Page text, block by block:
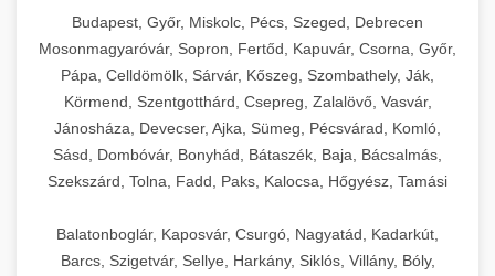
Budapest, Győr, Miskolc, Pécs, Szeged, Debrecen
Mosonmagyaróvár, Sopron, Fertőd, Kapuvár, Csorna, Győr,
Pápa, Celldömölk, Sárvár, Kőszeg, Szombathely, Ják,
Körmend, Szentgotthárd, Csepreg, Zalalövő, Vasvár,
Jánosháza, Devecser, Ajka, Sümeg, Pécsvárad, Komló,
Sásd, Dombóvár, Bonyhád, Bátaszék, Baja, Bácsalmás,
Szekszárd, Tolna, Fadd, Paks, Kalocsa, Hőgyész, Tamási
Balatonboglár, Kaposvár, Csurgó, Nagyatád, Kadarkút,
Barcs, Szigetvár, Sellye, Harkány, Siklós, Villány, Bóly,